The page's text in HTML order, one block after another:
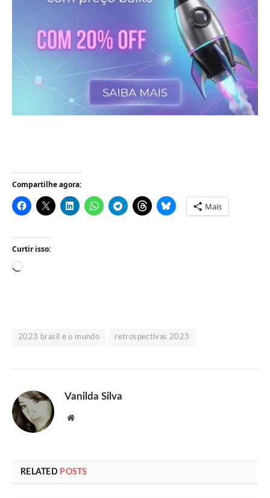
Compartilhe agora:
Mais
Curtir isso:
Carregando...
2023 brasil e o mundo retrospectivas 2023
Vanilda Silva
Website
RELATED POSTS